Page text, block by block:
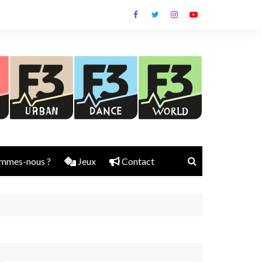
nous ? Jeux Contact